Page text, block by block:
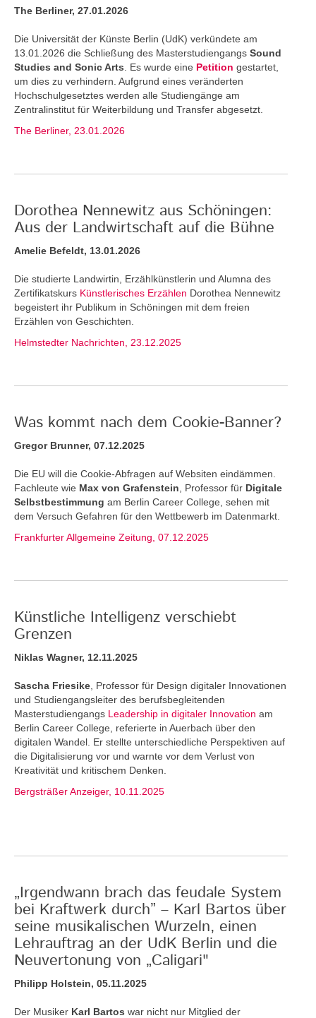
The Berliner, 27.01.2026
Die Universität der Künste Berlin (UdK) verkündete am
13.01.2026 die Schließung des Masterstudiengangs Sound
Studies and Sonic Arts . Es wurde eine Petition gestartet,
um dies zu verhindern. Aufgrund eines veränderten
Hochschulgesetztes werden alle Studiengänge am
Zentralinstitut für Weiterbildung und Transfer abgesetzt.
The Berliner, 23.01.2026
Dorothea Nennewitz aus Schöningen:
Aus der Landwirtschaft auf die Bühne
Amelie Befeldt, 13.01.2026
Die studierte Landwirtin, Erzählkünstlerin und Alumna des
Zertifikatskurs Künstlerisches Erzählen Dorothea Nennewitz
begeistert ihr Publikum in Schöningen mit dem freien
Erzählen von Geschichten.
Helmstedter Nachrichten, 23.12.2025
Was kommt nach dem Cookie-Banner?
Gregor Brunner, 07.12.2025
Die EU will die Cookie-Abfragen auf Websiten eindämmen.
Fachleute wie Max von Grafenstein , Professor für Digitale
Selbstbestimmung am Berlin Career College, sehen mit
dem Versuch Gefahren für den Wettbewerb im Datenmarkt.
Frankfurter Allgemeine Zeitung, 07.12.2025
Künstliche Intelligenz verschiebt
Grenzen
Niklas Wagner, 12.11.2025
Sascha Friesike , Professor für Design digitaler Innovationen
und Studiengangsleiter des berufsbegleitenden
Masterstudiengangs Leadership in digitaler Innovation am
Berlin Career College, referierte in Auerbach über den
digitalen Wandel. Er stellte unterschiedliche Perspektiven auf
die Digitalisierung vor und warnte vor dem Verlust von
Kreativität und kritischem Denken.
Bergsträßer Anzeiger, 10.11.2025
„Irgendwann brach das feudale System
bei Kraftwerk durch” – Karl Bartos über
seine musikalischen Wurzeln, einen
Lehrauftrag an der UdK Berlin und die
Neuvertonung von „Caligari"
Philipp Holstein, 05.11.2025
Der Musiker Karl Bartos war nicht nur Mitglied der